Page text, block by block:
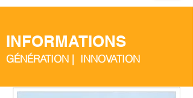
INFORMATIONS
GÉNÉRATION | INNOVATION